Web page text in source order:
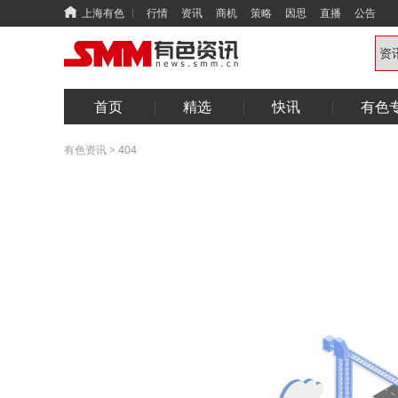
上海有色 行情 资讯 商机 策略 因思 直播 公告
首页 精选 快讯 有色
有色资讯> 404